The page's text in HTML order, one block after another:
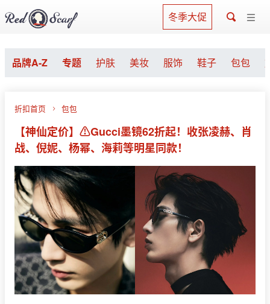
冬季大促
品牌A-Z 专题 护肤 美妆 服饰 鞋子 包包
折扣首页 包包
【神仙定价】⚠️Gucci墨镜62折起！收张凌赫、肖
战、倪妮、杨幂、海莉等明星同款！